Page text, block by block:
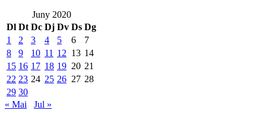
Juny 2020
Dl Dt Dc Dj Dv Ds Dg
1
2 3 4 5 6
7
8
9 10 11 12 13 14
15 16 17 18 19 20 21
22 23 24 25 26 27 28
29 30
« Mai
Jul »